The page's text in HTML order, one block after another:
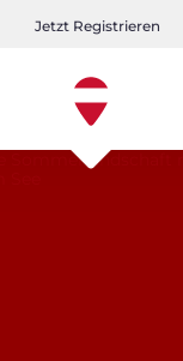
Jetzt Registrieren